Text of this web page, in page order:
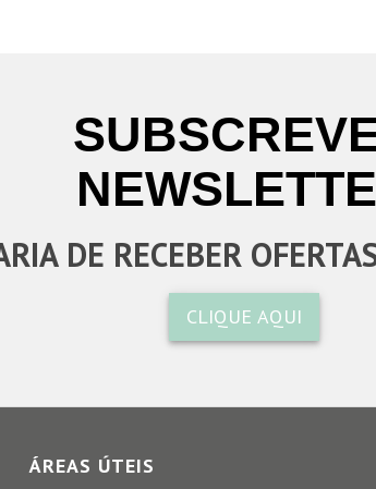
DE RECEBER
CLIQUE AQUI
ÁREAS ÚTEIS